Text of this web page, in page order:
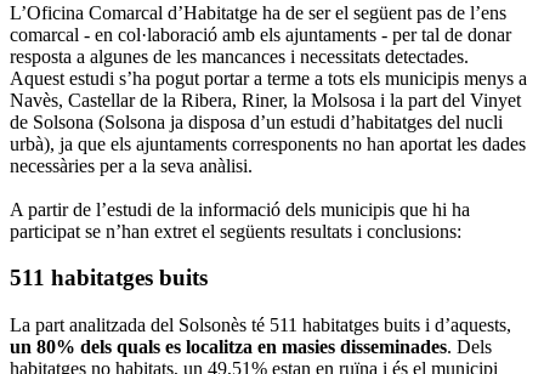
L’Oficina Comarcal d’Habitatge ha de ser el següent pas de l’ens
comarcal - en col·laboració amb els ajuntaments - per tal de donar
resposta a algunes de les mancances i necessitats detectades.
Aquest estudi s’ha pogut portar a terme a tots els municipis menys a
Navès, Castellar de la Ribera, Riner, la Molsosa i la part del Vinyet
de Solsona (Solsona ja disposa d’un estudi d’habitatges del nucli
urbà), ja que els ajuntaments corresponents no han aportat les dades
necessàries per a la seva anàlisi.
A partir de l’estudi de la informació dels municipis que hi ha
participat se n’han extret el següents resultats i conclusions:
511 habitatges buits
La part analitzada del Solsonès té 511 habitatges buits i d’aquests,
un 80% dels quals es localitza en masies disseminades. Dels
habitatges no habitats, un 49,51% estan en ruïna i és el municipi